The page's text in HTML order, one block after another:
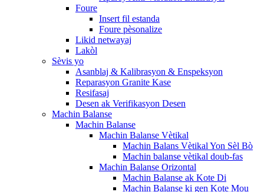
Foure
Insert fil estanda
Foure pèsonalize
Likid netwayaj
Lakòl
Sèvis yo
Asanblaj & Kalibrasyon & Enspeksyon
Reparasyon Granite Kase
Resifasaj
Desen ak Verifikasyon Desen
Machin Balanse
Machin Balanse
Machin Balanse Vètikal
Machin Balans Vètikal Yon Sèl Bò
Machin balanse vètikal doub-fas
Machin Balanse Orizontal
Machin Balanse ak Kote Di
Machin Balanse ki gen Kote Mou